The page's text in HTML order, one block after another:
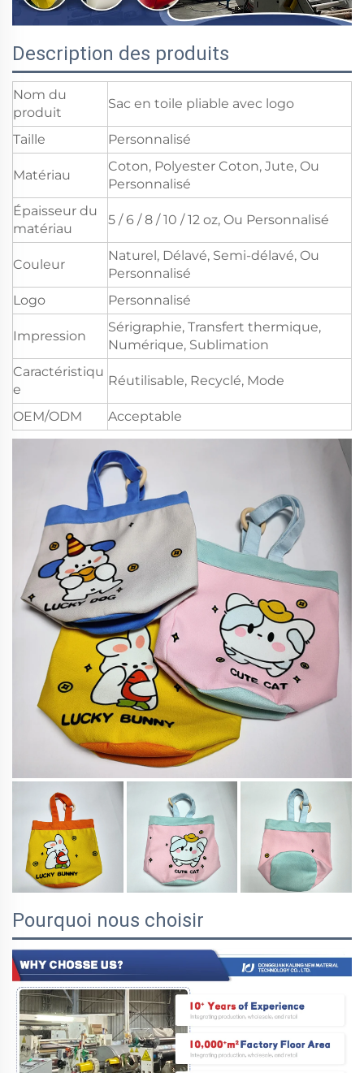
Description des produits
Nom du
produit
Sac en toile pliable avec logo
Taille Personnalisé
Matériau
Coton, Polyester Coton, Jute, Ou
Personnalisé
Épaisseur du
matériau
5 / 6 / 8 / 10 / 12 oz, Ou Personnalisé
Couleur
Naturel, Délavé, Semi-délavé, Ou
Personnalisé
Logo
Personnalisé
Impression
Sérigraphie, Transfert thermique,
Numérique, Sublimation
Caractéristiqu
e
Réutilisable, Recyclé, Mode
OEM/ODM Acceptable
Pourquoi nous choisir